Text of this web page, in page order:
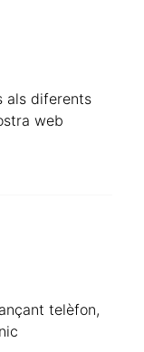
als diferents
web
telèfon,